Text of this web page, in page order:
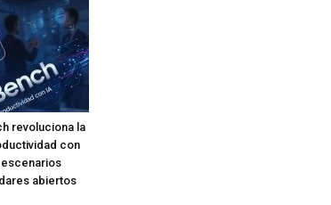
revoluciona la
con
abiertos